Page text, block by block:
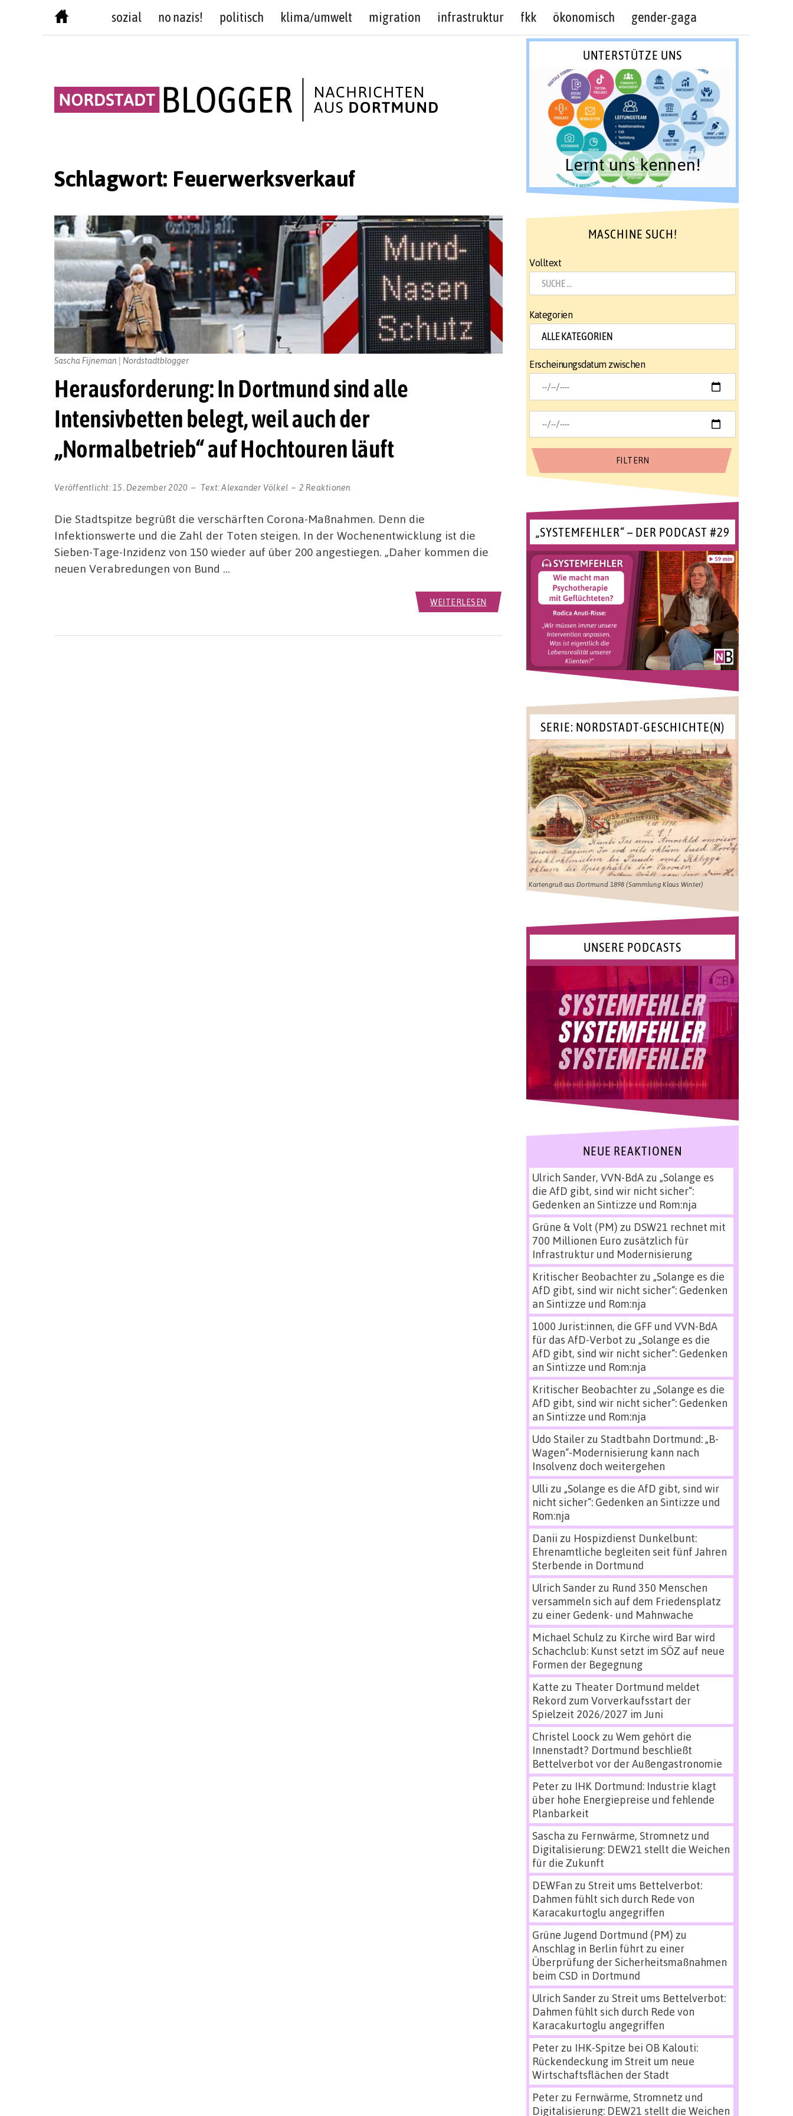
sozial no nazis! politisch klima/umwelt migration infrastruktur fkk ökonomisch gender-gaga
Schlagwort: Feuerwerksverkauf
Herausforderung: In Dortmund sind alle
Intensivbetten belegt, weil auch der
„Normalbetrieb“ auf Hochtouren läuft
Veröffentlicht: 15. Dezember 2020 Text:Alexander Völkel 2 Reaktionen
Sascha Fijneman | Nordstadtblogger
Die Stadtspitze begrüßt die verschärften Corona-Maßnahmen. Denn die
Infektionswerte und die Zahl der Toten steigen. In der Wochenentwicklung ist die
Sieben-Tage-Inzidenz von 150 wieder auf über 200 angestiegen. „Daher kommen die
neuen Verabredungen von Bund …
WEITERLESEN
UNTERSTÜTZE UNS
Lernt uns kennen!
MASCHINE SUCH!
Volltext
Kategorien
Erscheinungsdatum zwischen
„SYSTEMFEHLER“ – DER PODCAST #29
SERIE: NORDSTADT-GESCHICHTE(N)
Kartengruß aus Dortmund 1898 (Sammlung Klaus Winter)
UNSERE PODCASTS
NEUE REAKTIONEN
Ulrich Sander, VVN-BdAzu „Solange es
die AfD gibt, sind wir nicht sicher“:
Gedenken an Sinti:zze und Rom:nja
Grüne & Volt (PM) zu DSW21 rechnet mit
700 Millionen Euro zusätzlich für
Infrastruktur und Modernisierung
Kritischer Beobachterzu „Solange es die
AfD gibt, sind wir nicht sicher“: Gedenken
an Sinti:zze und Rom:nja
1000 Jurist:innen, die GFF und VVN-BdA
für das AfD-Verbot zu „Solange es die
AfD gibt, sind wir nicht sicher“: Gedenken
an Sinti:zze und Rom:nja
Kritischer Beobachterzu „Solange es die
AfD gibt, sind wir nicht sicher“: Gedenken
an Sinti:zze und Rom:nja
Udo Stailerzu Stadtbahn Dortmund: „B-
Wagen“-Modernisierung kann nach
Insolvenz doch weitergehen
Ulli zu „Solange es die AfD gibt, sind wir
nicht sicher“: Gedenken an Sinti:zze und
Rom:nja
Danii zu Hospizdienst Dunkelbunt:
Ehrenamtliche begleiten seit fünf Jahren
Sterbende in Dortmund
Ulrich Sanderzu Rund 350 Menschen
versammeln sich auf dem Friedensplatz
zu einer Gedenk- und Mahnwache
Michael Schulz zu Kirche wird Bar wird
Schachclub: Kunst setzt im SÖZ auf neue
Formen der Begegnung
Katte zu Theater Dortmund meldet
Rekord zum Vorverkaufsstart der
Spielzeit 2026/2027 im Juni
Christel Loock zu Wem gehört die
Innenstadt? Dortmund beschließt
Bettelverbot vor der Außengastronomie
Peterzu IHK Dortmund: Industrie klagt
über hohe Energiepreise und fehlende
Planbarkeit
Sascha zu Fernwärme, Stromnetz und
Digitalisierung: DEW21 stellt die Weichen
für die Zukunft
DEWFan zu Streit ums Bettelverbot:
Dahmen fühlt sich durch Rede von
Karacakurtoglu angegriffen
Grüne Jugend Dortmund (PM) zu
Anschlag in Berlin führt zu einer
Überprüfung der Sicherheitsmaßnahmen
beim CSD in Dortmund
Ulrich Sanderzu Streit ums Bettelverbot:
Dahmen fühlt sich durch Rede von
Karacakurtoglu angegriffen
Peterzu IHK-Spitze bei OB Kalouti:
Rückendeckung im Streit um neue
Wirtschaftsflächen der Stadt
Peterzu Fernwärme, Stromnetz und
Digitalisierung: DEW21 stellt die Weichen